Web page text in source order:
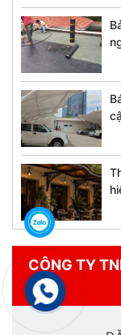
CÔNG TY